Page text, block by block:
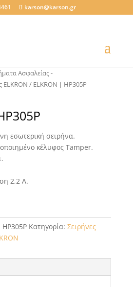
karson@karson.gr
Ασφαλείας -
ELKRON / ELKRON | HP305P
εσωτερική σειρήνα.
κέλυφος Tamper.
2,2 Α.
HP305P Κατηγορία: Σειρήνες